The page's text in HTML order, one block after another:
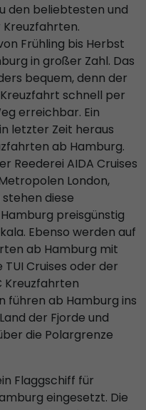
den beliebtesten und
Frühling bis Herbst
in großer Zahl. Das
bequem, denn der
schnell per
erreichbar. Ein
letzter Zeit heraus
ab Hamburg.
Reederei AIDA Cruises
London,
diese
preisgünstig
Ebenso werden auf
ab Hamburg mit
Cruises oder der
Kreuzfahrten
führen ab Hamburg ins
der Fjorde und
die Polargrenze
Flaggschiff für
eingesetzt. Die